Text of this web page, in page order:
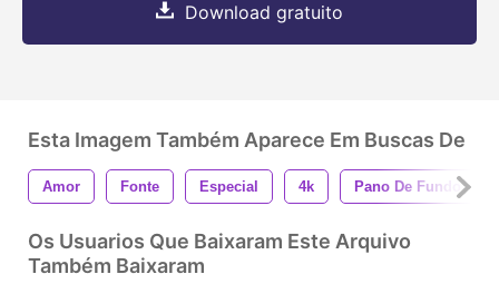
Download gratuito
Esta Imagem Também Aparece Em Buscas De
Amor Fonte Especial 4k Pano De Fundo
Os Usuarios Que Baixaram Este Arquivo
Também Baixaram